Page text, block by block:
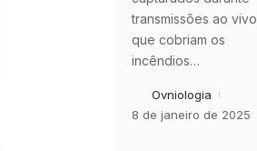
transmissões ao vivo
que cobriam os
incêndios…
Ovniologia
8 de janeiro de 2025